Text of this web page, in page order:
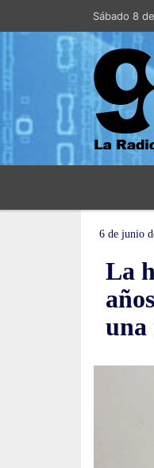
Sábado 8
6 de junio
La
una